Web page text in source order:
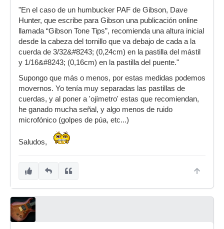
"En el caso de un humbucker PAF de Gibson, Dave
Hunter, que escribe para Gibson una publicación online
llamada “Gibson Tone Tips”, recomienda una altura inicial
desde la cabeza del tornillo que va debajo de cada a la
cuerda de 3/32&#8243; (0,24cm) en la pastilla del mástil
y 1/16&#8243; (0,16cm) en la pastilla del puente."
Supongo que más o menos, por estas medidas podemos
movernos. Yo tenía muy separadas las pastillas de
cuerdas, y al poner a 'ojímetro' estas que recomiendan,
he ganado mucha señal, y algo menos de ruido
microfónico (golpes de púa, etc...)
Saludos,